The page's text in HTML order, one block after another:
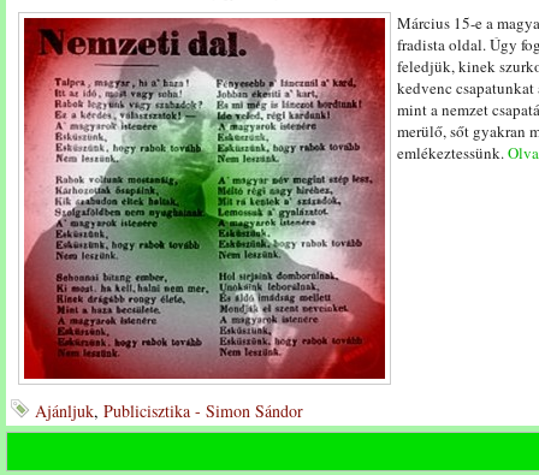
Március 15-e a
fradista oldal. Úgy
feledjük, kinek
kedvenc
mint a nemzet
merülő, sőt gyakran
emlékeztessünk.
Ajánljuk, Publicisztika - Simon Sándor